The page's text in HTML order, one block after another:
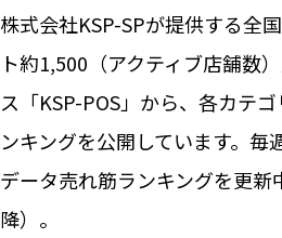
株式会社KSP-SPが提供する全
ト約1,500（アクティブ店舗数
ス「KSP-POS」から、各カテ
ンキングを公開しています。毎
データ売れ筋ランキングを更新
降）。